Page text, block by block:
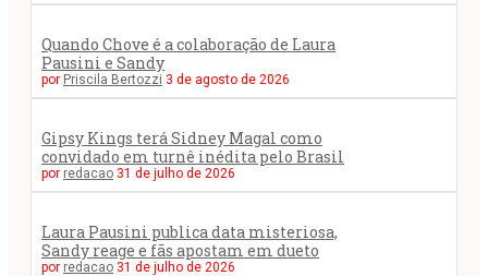
Quando Chove é a colaboração de Laura
Pausini e Sandy
por Priscila Bertozzi 3 de agosto de 2026
Gipsy Kings terá Sidney Magal como
convidado em turnê inédita pelo Brasil
por redacao 31 de julho de 2026
Laura Pausini publica data misteriosa,
Sandy reage e fãs apostam em dueto
por redacao 31 de julho de 2026